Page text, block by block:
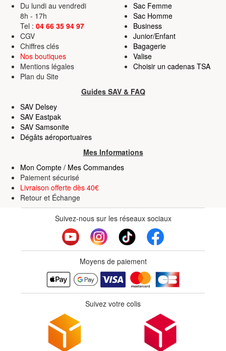
Du lundi au vendredi
8h - 17h
Tel : 04 66 35 94 97
CGV
Chiffres clés
Nos boutiques
Mentions légales
Plan du Site
Sac Femme
Sac Homme
Business
Junior/Enfant
Bagagerie
Valise
Choisir un cadenas TSA
Guides SAV & FAQ
SAV Delsey
SAV Eastpak
SAV Samsonite
Dégâts aéroportuaires
Mes Informations
Mon Compte / Mes Commandes
Paiement sécurisé
Livraison offerte dès 40€
Retour et Échange
Suivez-nous sur les réseaux sociaux
Moyens de paiement
Suivez votre colis